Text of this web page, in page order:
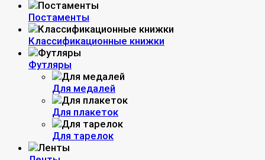
Постаменты
Классификационные книжки
Футляры
Для медалей
Для плакеток
Для тарелок